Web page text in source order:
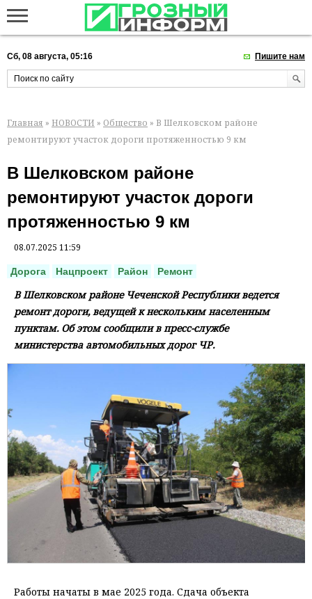
Сб, 08 августа, 05:16 Пишите нам
Главная » НОВОСТИ » Общество » В Шелковском районе
ремонтируют участок дороги протяженностью 9 км
В Шелковском районе
ремонтируют участок дороги
протяженностью 9 км
08.07.2025 11:59
Дорога Нацпроект Район Ремонт
В Шелковском районе Чеченской Республики ведется
ремонт дороги, ведущей к нескольким населенным
пунктам. Об этом сообщили в пресс-службе
министерства автомобильных дорог ЧР.
Работы начаты в мае 2025 года. Сдача объекта